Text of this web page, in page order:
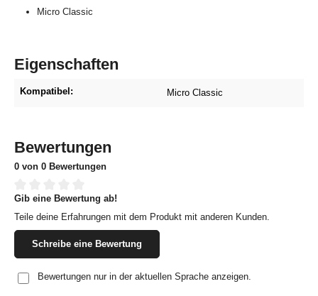
Micro Classic
Eigenschaften
Kompatibel: Micro Classic
Bewertungen
0 von 0 Bewertungen
Durchschnittliche Bewertung von 0 von 5 Sternen
Gib eine Bewertung ab!
Teile deine Erfahrungen mit dem Produkt mit anderen Kunden.
Schreibe eine Bewertung
Bewertungen nur in der aktuellen Sprache anzeigen.